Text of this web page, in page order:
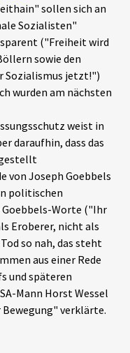
sollen sich an
Sozialisten"
("Freiheit wird
sowie den
Sozialismus jetzt!")
wurden am nächsten
weist in
daraufhin, dass das
von Joseph Goebbels
politischen
Worte ("Ihr
Eroberer, nicht als
so nah, das steht
aus einer Rede
und späteren
Mann Horst Wessel
verklärte.